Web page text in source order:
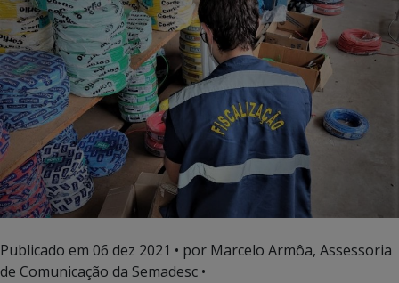
Publicado em 06 dez 2021 • por Marcelo Armôa, Assessoria
de Comunicação da Semadesc •